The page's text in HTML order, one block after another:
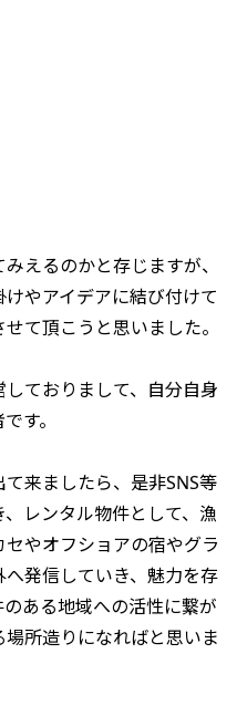
えるのかと存じますが、
やアイデアに結び付けて
て頂こうと思いました。
ておりまして、自分自身
す。
来ましたら、是非SNS等
レンタル物件として、漁
やオフショアの宿やグラ
発信していき、魅力を存
ある地域への活性に繋が
所造りになればと思いま